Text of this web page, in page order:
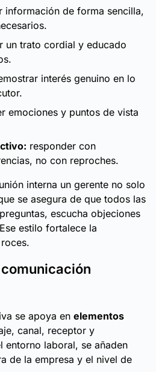
información de forma sencilla,
un trato cordial y educado
interés genuino en lo
emociones y puntos de vista
responder con
no con reproches.
interna un gerente no solo
se asegura de que todos las
escucha objeciones
estilo fortalece la
se apoya en elementos
canal, receptor y
entorno laboral, se añaden
de la empresa y el nivel de